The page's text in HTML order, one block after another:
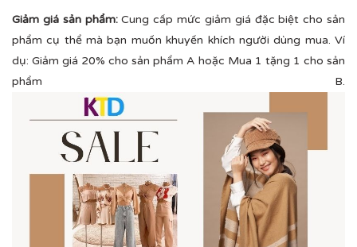
Giảm giá sản phẩm:Cung cấp mức giảm giá đặc biệt cho sản
phẩm cụ thể mà bạn muốn khuyến khích người dùng mua. Ví
dụ: Giảm giá 20% cho sản phẩm A hoặc Mua 1 tặng 1 cho sản
phẩm B.